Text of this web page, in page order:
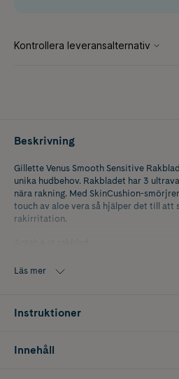
Beskrivning
Gillette Venus Smooth Sensitive
unika hudbehov. Rakbladet har 3
nära rakning. Med SkinCushion-
touch av aloe vera så hjälper det till att
rakirritation.
Läs mer
Instruktioner
Innehåll